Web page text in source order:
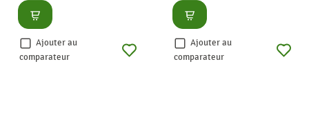
Consulter
Ajouter au
comparateur
Consulter
Ajouter au
comparateur